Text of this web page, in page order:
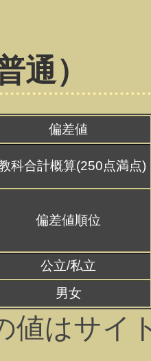
通）
偏差値
科合計概算(250点満点)
偏差値順位
公立/私立
男女
値はサイ